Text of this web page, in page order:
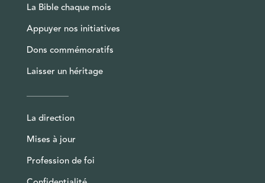
La Bible chaque mois
Appuyer nos initiatives
Dons commémoratifs
Laisser un héritage
La direction
Mises à jour
Profession de foi